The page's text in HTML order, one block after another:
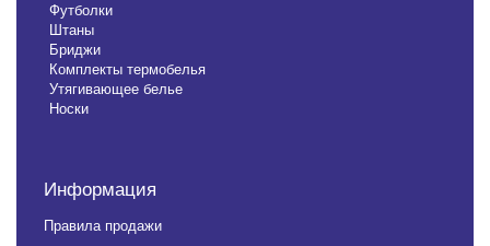
Футболки
Штаны
Бриджи
Комплекты термобелья
Утягивающее белье
Носки
Информация
Правила продажи